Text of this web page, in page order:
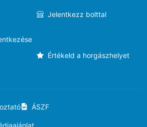
Jelentkezz bolttal
Értékeld a horgászhelyet
ÁSZF